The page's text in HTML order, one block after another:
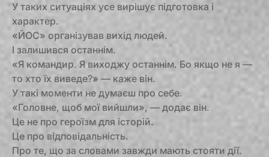
У таких ситуаціях усе вирішує підготовка і
характер.
«ЙОС» організував вихід людей.
І залишився останнім.
«Я командир. Я виходжу останнім. Бо якщо не я —
то хто їх виведе?» — каже він.
У такі моменти не думаєш про себе.
«Головне, щоб мої вийшли», — додає він.
Це не про героїзм для історій.
Це про відповідальність.
Про те, що за словами завжди мають стояти дії.